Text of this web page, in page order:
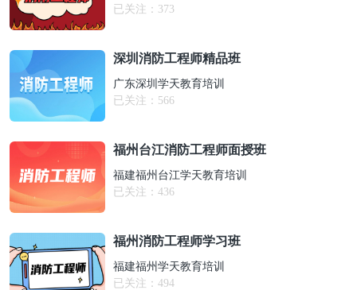
已关注： 373
深圳消防工程师精品班
广东深圳学天教育培训
已关注： 566
福州台江消防工程师面授班
福建福州台江学天教育培训
已关注： 436
福州消防工程师学习班
福建福州学天教育培训
已关注： 494